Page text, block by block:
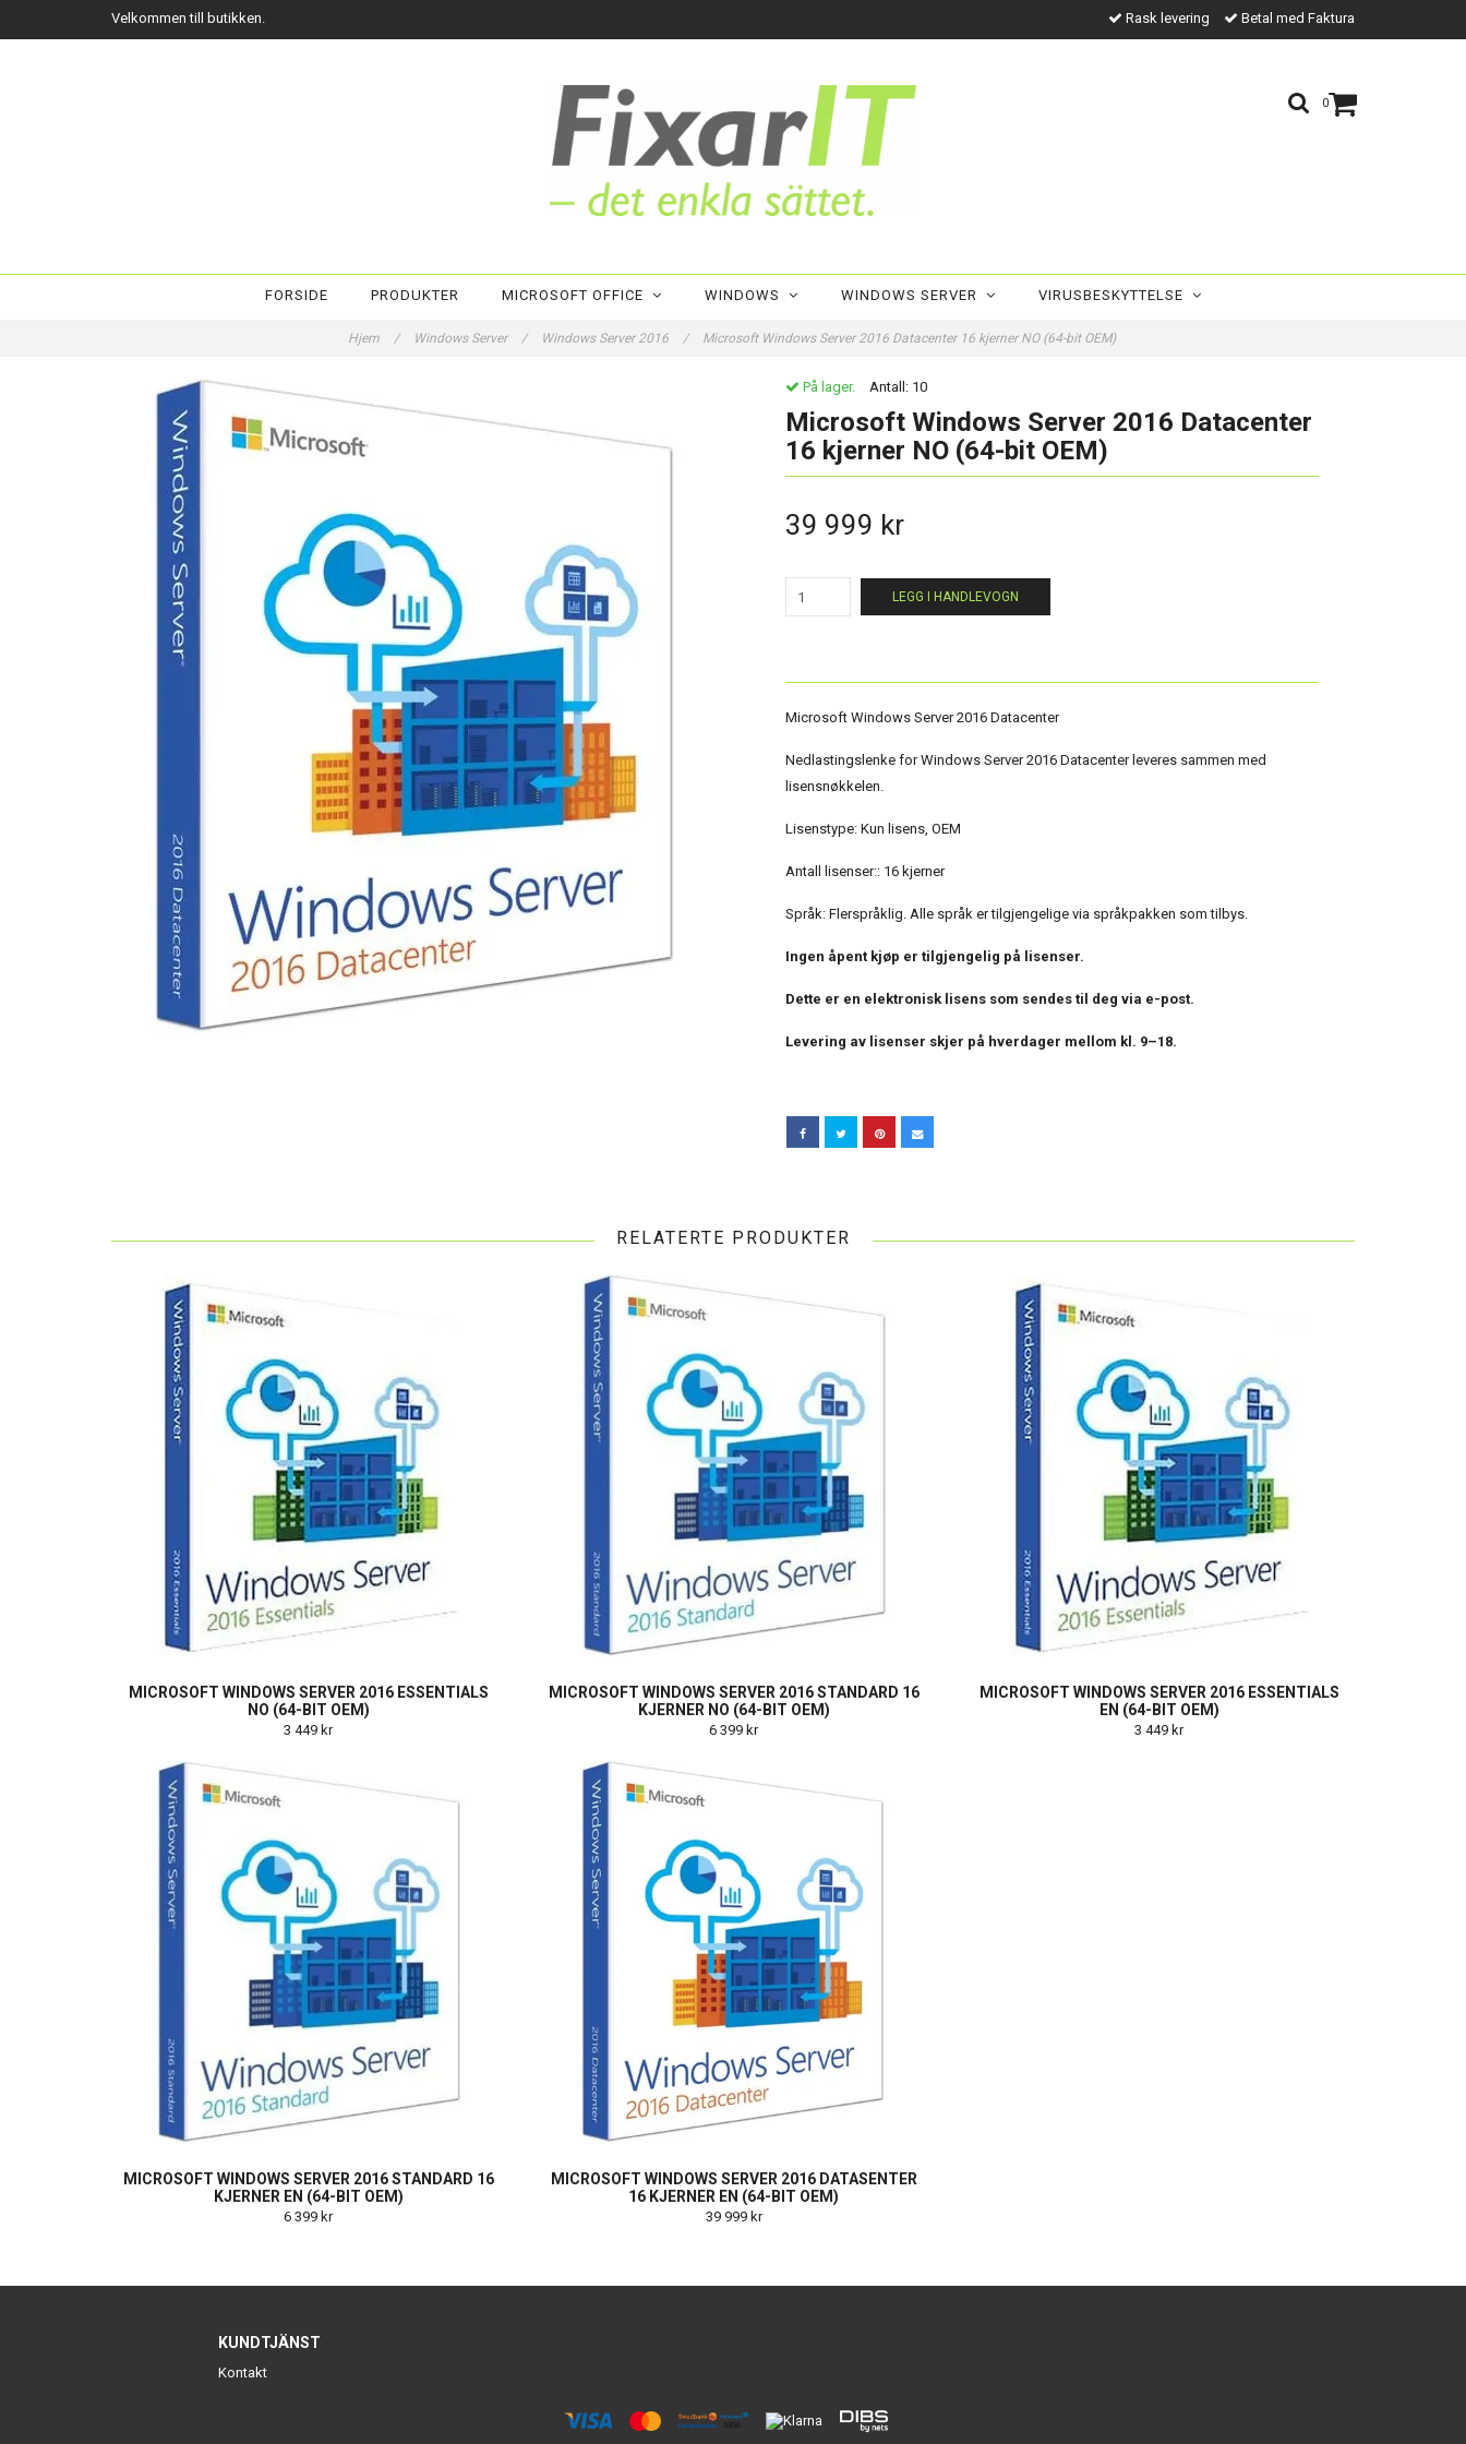
Velkommen till butikken. Rask levering Betal med Faktura
0
FORSIDE PRODUKTER MICROSOFT OFFICE WINDOWS WINDOWS SERVER VIRUSBESKYTTELSE
Hjem / Windows Server / Windows Server 2016 / Microsoft Windows Server 2016 Datacenter 16 kjerner NO (64-bit OEM)
På lager. Antall: 10
Microsoft Windows Server 2016 Datacenter
16 kjerner NO (64-bit OEM)
39 999 kr
LEGG I HANDLEVOGN
Microsoft Windows Server 2016 Datacenter
Nedlastingslenke for Windows Server 2016 Datacenter leveres sammen med
lisensnøkkelen.
Lisenstype: Kun lisens, OEM
Antall lisenser:: 16 kjerner
Språk: Flerspråklig. Alle språk er tilgjengelige via språkpakken som tilbys.
Ingen åpent kjøp er tilgjengelig på lisenser.
Dette er en elektronisk lisens som sendes til deg via e-post.
Levering av lisenser skjer på hverdager mellom kl. 9–18.
RELATERTE PRODUKTER
MICROSOFT WINDOWS SERVER 2016 ESSENTIALS
NO (64-BIT OEM)
3 449 kr
MICROSOFT WINDOWS SERVER 2016 STANDARD 16
KJERNER NO (64-BIT OEM)
6 399 kr
MICROSOFT WINDOWS SERVER 2016 ESSENTIALS
EN (64-BIT OEM)
3 449 kr
MICROSOFT WINDOWS SERVER 2016 STANDARD 16
KJERNER EN (64-BIT OEM)
6 399 kr
MICROSOFT WINDOWS SERVER 2016 DATASENTER
16 KJERNER EN (64-BIT OEM)
39 999 kr
KUNDTJÄNST
Kontakt